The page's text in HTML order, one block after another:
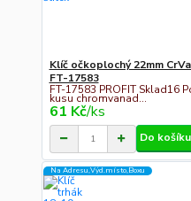
Klíč očkoplochý 22mm
FT-17583
FT-17583 PROFIT Sklad16
kusu chromvanad...
61 Kč/ks
Do košíku
Na Adresu,Výd.místo,Boxu